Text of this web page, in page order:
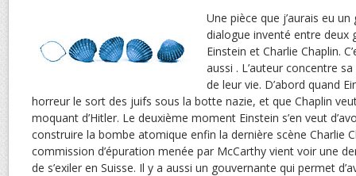
Une pièce que j’aurais eu
dialogue inventé entre deux
Einstein et Charlie Chaplin.
aussi . L’auteur concentre
de leur vie. D’abord quand
horreur le sort des juifs sous la botte nazie, et que Chaplin
moquant d’Hitler. Le deuxième moment Einstein s’en veut
construire la bombe atomique enfin la dernière scène Charlie
commission d’épuration menée par McCarthy vient voir une
de s’exiler en Suisse. Il y a aussi un gouvernante qui permet